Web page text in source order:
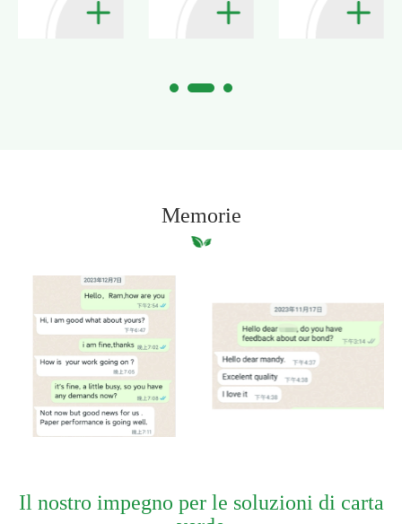
Memorie
Il nostro impegno per le soluzioni di carta